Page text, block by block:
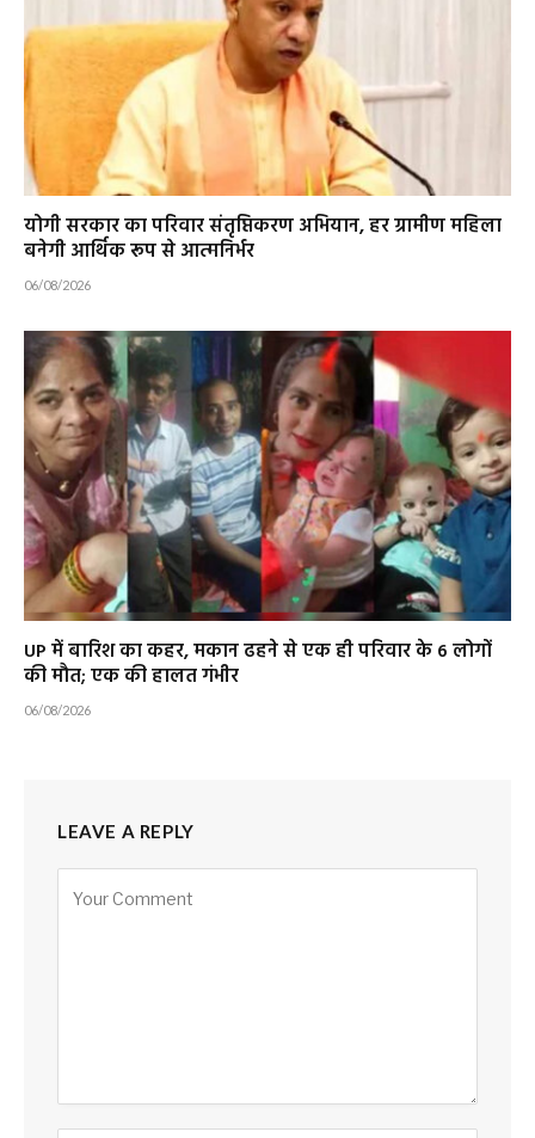
योगी सरकार का परिवार संतृप्तिकरण अभियान, हर ग्रामीण महिला
बनेगी आर्थिक रूप से आत्मनिर्भर
06/08/2026
UP में बारिश का कहर, मकान ढहने से एक ही परिवार के 6 लोगों
की मौत; एक की हालत गंभीर
06/08/2026
LEAVE A REPLY